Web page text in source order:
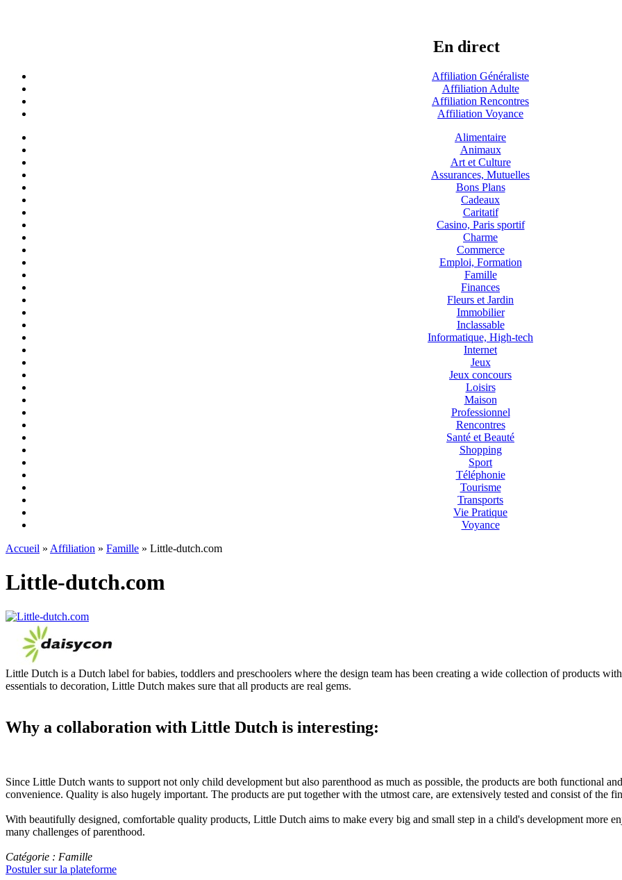
En direct
Affiliation Généraliste
Affiliation Adulte
Affiliation Rencontres
Affiliation Voyance
Alimentaire
Animaux
Art et Culture
Assurances, Mutuelles
Bons Plans
Cadeaux
Caritatif
Casino, Paris sportif
Charme
Commerce
Emploi, Formation
Famille
Finances
Fleurs et Jardin
Immobilier
Inclassable
Informatique, High-tech
Internet
Jeux
Jeux concours
Loisirs
Maison
Professionnel
Rencontres
Santé et Beauté
Shopping
Sport
Téléphonie
Tourisme
Transports
Vie Pratique
Voyance
Accueil » Affiliation » Famille » Little-dutch.com
Little-dutch.com
Little Dutch is a Dutch label for babies, toddlers and preschoolers where the design team has been creating a wide collection of products
essentials to decoration, Little Dutch makes sure that all products are real gems.
Why a collaboration with Little Dutch is interesting:
Since Little Dutch wants to support not only child development but also parenthood as much as possible, the products are both functional
convenience. Quality is also hugely important. The products are put together with the utmost care, are extensively tested and consist of the
With beautifully designed, comfortable quality products, Little Dutch aims to make every big and small step in a child's development more
many challenges of parenthood.
Catégorie : Famille
Postuler sur la plateforme